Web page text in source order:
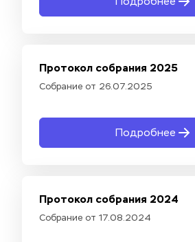
Протокол собрания 2025
Собрание от 26.07.2025
Подробнее
Протокол собрания 2024
Собрание от 17.08.2024